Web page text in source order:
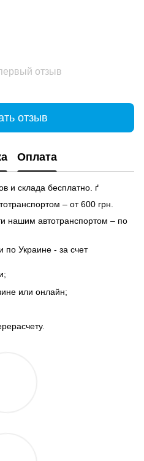
отзыв
отзыв
Оплата
и склада бесплатно. ґ
– от 600 грн.
нашим автотранспортом – по
по Украине - за счет
или онлайн;